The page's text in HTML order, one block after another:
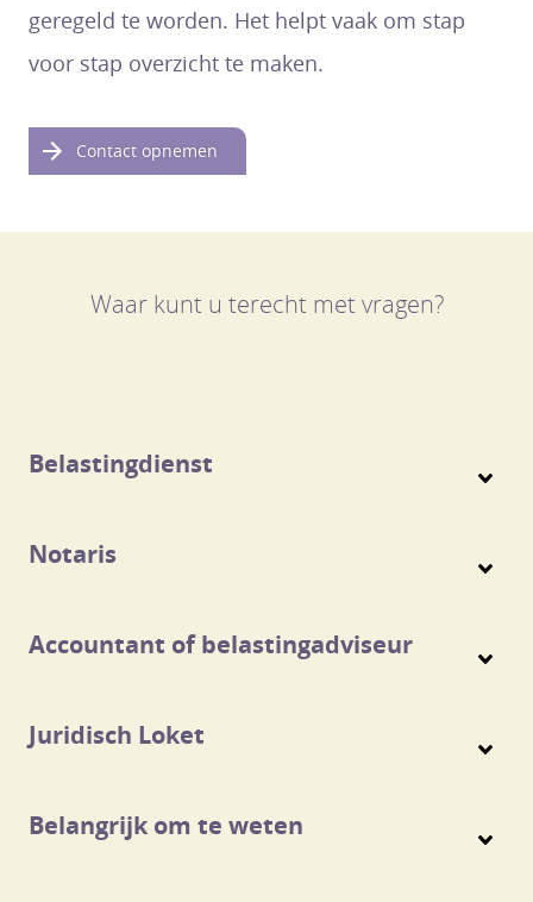
geregeld te worden. Het helpt vaak om stap
voor stap overzicht te maken.
Contact opnemen
Waar kunt u terecht met vragen?
Belastingdienst
Notaris
Accountant of belastingadviseur
Juridisch Loket
Belangrijk om te weten